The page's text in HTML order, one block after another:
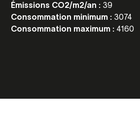
Émissions CO2/m2/an : 39
Consommation minimum : 3074
Consommation maximum : 4160